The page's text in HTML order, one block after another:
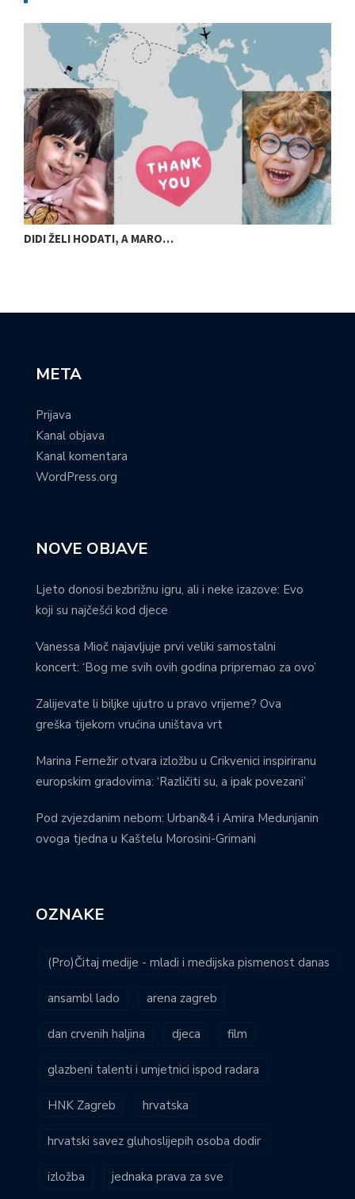
DIDI ŽELI HODATI, A MARO…
META
Prijava
Kanal objava
Kanal komentara
WordPress.org
NOVE OBJAVE
Ljeto donosi bezbrižnu igru, ali i neke izazove: Evo
koji su najčešći kod djece
Vanessa Mioč najavljuje prvi veliki samostalni
koncert: ‘Bog me svih ovih godina pripremao za ovo’
Zalijevate li biljke ujutro u pravo vrijeme? Ova
greška tijekom vrućina uništava vrt
Marina Fernežir otvara izložbu u Crikvenici inspiriranu
europskim gradovima: ‘Različiti su, a ipak povezani’
Pod zvjezdanim nebom: Urban&4 i Amira Medunjanin
ovoga tjedna u Kaštelu Morosini-Grimani
OZNAKE
(Pro)Čitaj medije - mladi i medijska pismenost danas
ansambl lado arena zagreb
dan crvenih haljina djeca film
glazbeni talenti i umjetnici ispod radara
HNK Zagreb hrvatska
hrvatski savez gluhoslijepih osoba dodir
izložba jednaka prava za sve